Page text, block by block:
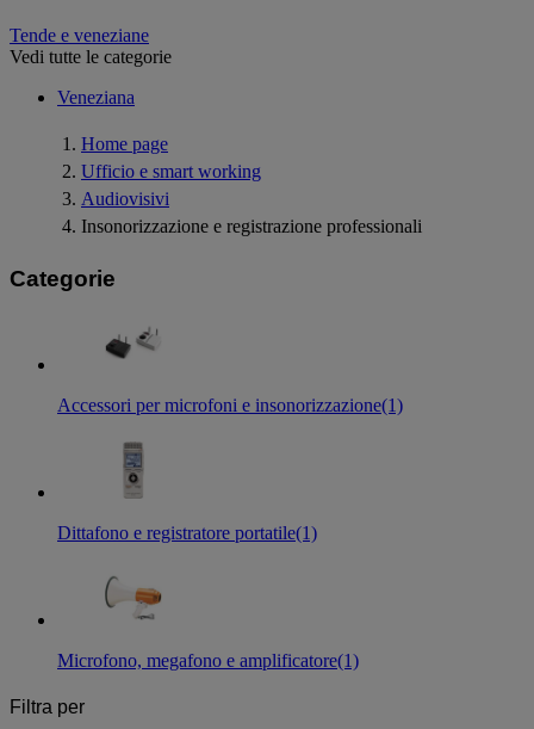
Tende e veneziane
Vedi tutte le categorie
Veneziana
Home page
Ufficio e smart working
Audiovisivi
Insonorizzazione e registrazione professionali
Categorie
Accessori per microfoni e insonorizzazione(1)
Dittafono e registratore portatile(1)
Microfono, megafono e amplificatore(1)
Filtra per